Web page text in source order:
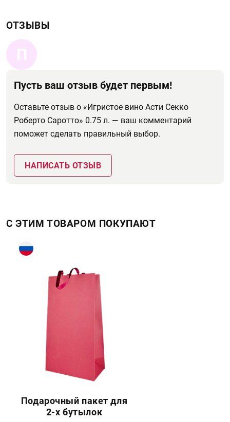
ОТЗЫВЫ
П
Пусть ваш отзыв будет первым!
Оставьте отзыв о «Игристое вино Асти Секко
Роберто Саротто» 0.75 л. — ваш комментарий
поможет сделать правильный выбор.
НАПИСАТЬ ОТЗЫВ
С ЭТИМ ТОВАРОМ ПОКУПАЮТ
Подарочный пакет для
2-х бутылок